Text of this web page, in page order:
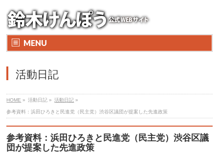
MENU
活動日記
HOME » 活動日記 » 活動日記 »
参考資料：浜田ひろきと民進党（民主党）渋谷区議団が提案した先進政策
参考資料：浜田ひろきと民進党（民主党）渋谷区議
団が提案した先進政策